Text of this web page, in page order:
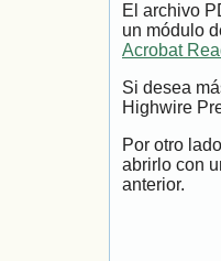
El archivo
un módulo
Acrobat
Si desea
Highwire
Por otro
abrirlo con
anterior.